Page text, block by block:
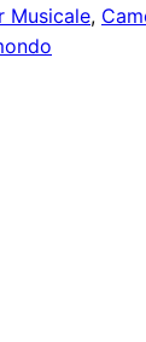
Musicale,